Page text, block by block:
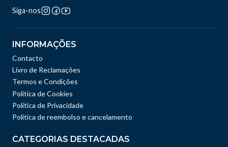
Siga-nos
INFORMAÇÕES
Contacto
Livro de Reclamações
Termos e Condições
Política de Cookies
Política de Privacidade
Politica de reembolso e cancelamento
CATEGORIAS DESTACADAS